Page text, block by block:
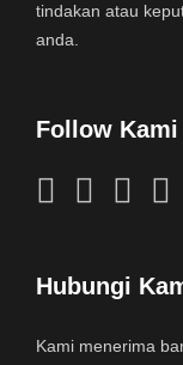
tindakan atau
anda.
Follow Kami
Hubungi
Kami menerima